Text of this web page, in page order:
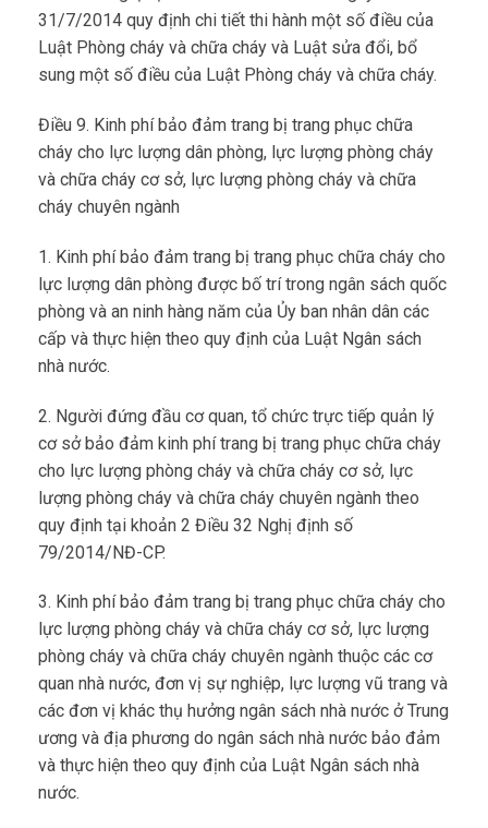
31/7/2014 quy định chi tiết thi hành một số điều của
Luật Phòng cháy và chữa cháy và Luật sửa đổi, bổ
sung một số điều của Luật Phòng cháy và chữa cháy.
Điều 9. Kinh phí bảo đảm trang bị trang phục chữa
cháy cho lực lượng dân phòng, lực lượng phòng cháy
và chữa cháy cơ sở, lực lượng phòng cháy và chữa
cháy chuyên ngành
1. Kinh phí bảo đảm trang bị trang phục chữa cháy cho
lực lượng dân phòng được bố trí trong ngân sách quốc
phòng và an ninh hàng năm của Ủy ban nhân dân các
cấp và thực hiện theo quy định của Luật Ngân sách
nhà nước.
2. Người đứng đầu cơ quan, tổ chức trực tiếp quản lý
cơ sở bảo đảm kinh phí trang bị trang phục chữa cháy
cho lực lượng phòng cháy và chữa cháy cơ sở, lực
lượng phòng cháy và chữa cháy chuyên ngành theo
quy định tại khoản 2 Điều 32 Nghị định số
79/2014/NĐ-CP.
3. Kinh phí bảo đảm trang bị trang phục chữa cháy cho
lực lượng phòng cháy và chữa cháy cơ sở, lực lượng
phòng cháy và chữa cháy chuyên ngành thuộc các cơ
quan nhà nước, đơn vị sự nghiệp, lực lượng vũ trang và
các đơn vị khác thụ hưởng ngân sách nhà nước ở Trung
ương và địa phương do ngân sách nhà nước bảo đảm
và thực hiện theo quy định của Luật Ngân sách nhà
nước.